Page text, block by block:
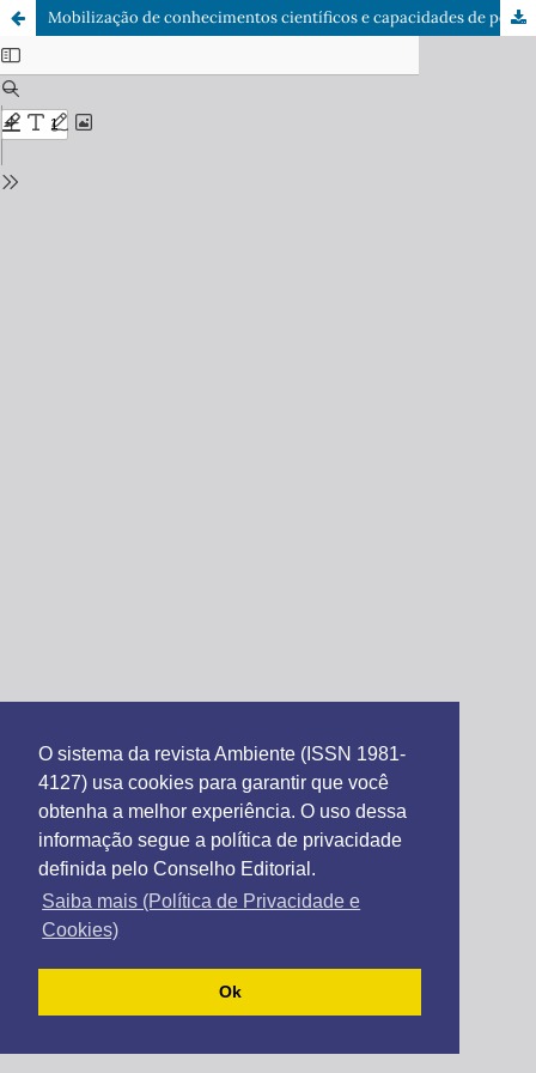
O sistema da revista Ambiente (ISSN 1981-
4127) usa cookies para garantir que você
obtenha a melhor experiência. O uso dessa
informação segue a política de privacidade
definida pelo Conselho Editorial.
Saiba mais (Política de Privacidade e
Cookies)
Ok
Mobilização de conhecimentos científicos e capacidades de pensamento crítico